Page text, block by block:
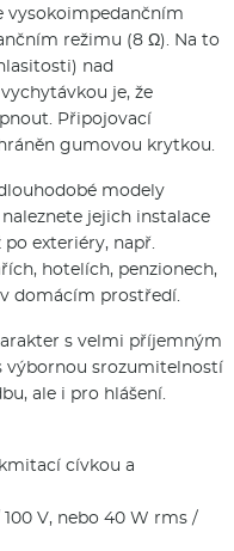
vysokoimpedančním
režimu (8 Ω). Na to
nad
je, že
Připojovací
gumovou krytkou.
modely
jejich instalace
exteriéry, např.
hotelích, penzionech,
domácím prostředí.
s velmi příjemným
výbornou srozumitelností
ale i pro hlášení.
cívkou a
V, nebo 40 W rms /